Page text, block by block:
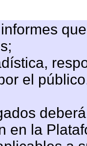
el
en la